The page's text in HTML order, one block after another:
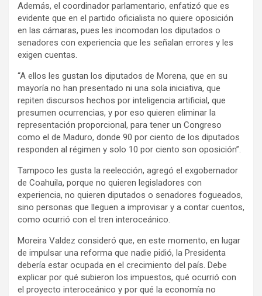
Además, el coordinador parlamentario, enfatizó que es
evidente que en el partido oficialista no quiere oposición
en las cámaras, pues les incomodan los diputados o
senadores con experiencia que les señalan errores y les
exigen cuentas.
“A ellos les gustan los diputados de Morena, que en su
mayoría no han presentado ni una sola iniciativa, que
repiten discursos hechos por inteligencia artificial, que
presumen ocurrencias, y por eso quieren eliminar la
representación proporcional, para tener un Congreso
como el de Maduro, donde 90 por ciento de los diputados
responden al régimen y solo 10 por ciento son oposición”.
Tampoco les gusta la reelección, agregó el exgobernador
de Coahuila, porque no quieren legisladores con
experiencia, no quieren diputados o senadores fogueados,
sino personas que lleguen a improvisar y a contar cuentos,
como ocurrió con el tren interoceánico.
Moreira Valdez consideró que, en este momento, en lugar
de impulsar una reforma que nadie pidió, la Presidenta
debería estar ocupada en el crecimiento del país. Debe
explicar por qué subieron los impuestos, qué ocurrió con
el proyecto interoceánico y por qué la economía no